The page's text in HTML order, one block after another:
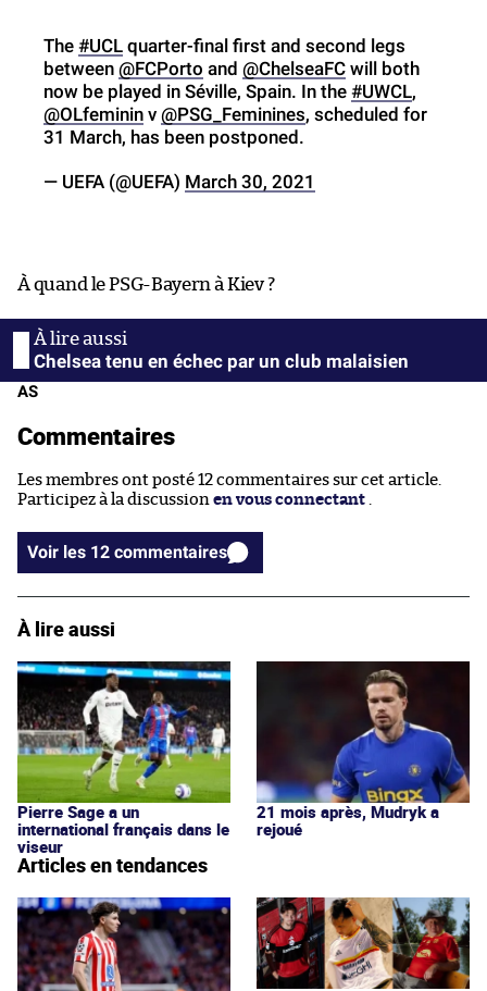
The #UCL quarter-final first and second legs
between @FCPorto and @ChelseaFC will both
now be played in Séville, Spain. In the #UWCL,
@OLfeminin v @PSG_Feminines, scheduled for
31 March, has been postponed.
— UEFA (@UEFA) March 30, 2021
À quand le PSG-Bayern à Kiev ?
Chelsea tenu en échec par un club malaisien
AS
Commentaires
Les membres ont posté 12 commentaires sur cet article.
Participez à la discussion en vous connectant
Voir les 12 commentaires
À lire aussi
Pierre Sage a un
international français dans le
viseur
21 mois après, Mudryk a
rejoué
Articles en tendances